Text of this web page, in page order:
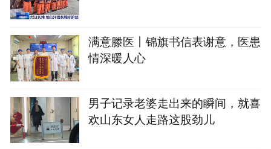
满意滕医丨锦旗书信表谢意，医患
情深暖人心
男子记录老婆走出来的瞬间，就喜
欢山东女人走路这股劲儿